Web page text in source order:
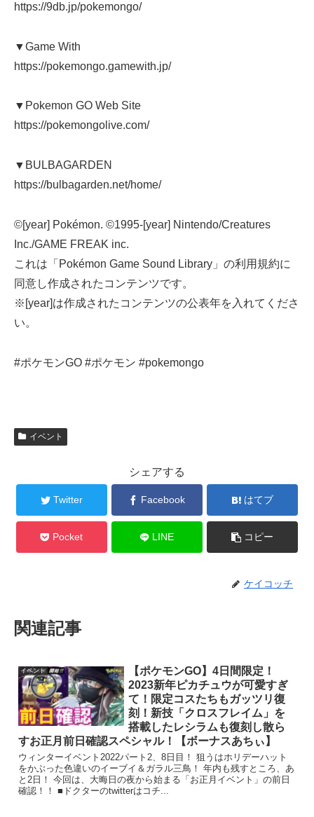
https://9db.jp/pokemongo/
▼Game With
https://pokemongo.gamewith.jp/
▼Pokemon GO Web Site
https://pokemongolive.com/
▼BULBAGARDEN
https://bulbagarden.net/home/
©[year] Pokémon. ©1995-[year] Nintendo/Creatures
Inc./GAME FREAK inc.
これは「Pokémon Game Sound Library」の利用規約に
同意し作成されたコンテンツです。
※[year]は作成されたコンテンツの公表年を入れてくださ
い。
#ポケモンGO #ポケモン #pokemongo
イベント
シェアする
Twitter Facebook はてブ
Pocket LINE コピー
ケイコッチ
関連記事
イベント
【ポケモンGO】4日間限定！
2023新年ピカチュウが可愛すぎ
て！限定コスたちもガッツリ復
刻！新技「クロスフレイム」を
搭載したレシラムも復刻し散ら
すお正月前日確認スペシャル！【ボーナスあちぃ】
ウィンターイベント2022パート2、8日目！ 狙うはホリデーハット
をかぶった色違いのイーブイ＆ガラル三鳥！ 年内も残すところ、あ
と2日！ 今回は、大晦日の夜から始まる「お正月イベント」の前日
確認！！ ■ドクターのtwitterはコチ...